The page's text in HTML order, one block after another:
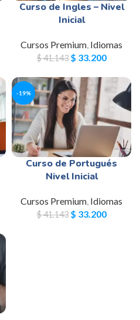
Curso de Ingles – Nivel
Inicial
Cursos Premium, Idiomas
$41.143 $ 33.200
-19%
Curso de Portugués
Nivel Inicial
Cursos Premium, Idiomas
$41.143 $ 33.200